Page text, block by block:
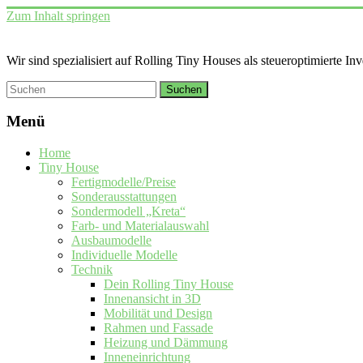
Zum Inhalt springen
Wir sind spezialisiert auf Rolling Tiny Houses als steueroptimierte
Menü
Home
Tiny House
Fertigmodelle/Preise
Sonderausstattungen
Sondermodell „Kreta“
Farb- und Materialauswahl
Ausbaumodelle
Individuelle Modelle
Technik
Dein Rolling Tiny House
Innenansicht in 3D
Mobilität und Design
Rahmen und Fassade
Heizung und Dämmung
Inneneinrichtung